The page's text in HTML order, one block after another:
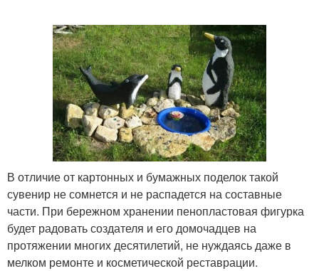
В отличие от картонных и бумажных поделок такой
сувенир не сомнется и не распадется на составные
части. При бережном хранении пенопластовая фигурка
будет радовать создателя и его домочадцев на
протяжении многих десятилетий, не нуждаясь даже в
мелком ремонте и косметической реставрации.